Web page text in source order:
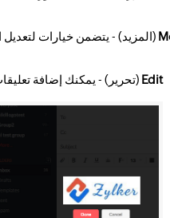
(المزيد) - يتضمن خيارات لتعديل
Edit (تحرير) - يمكنك إضافة